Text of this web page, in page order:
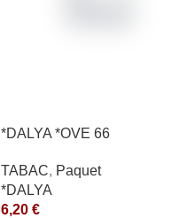
*DALYA *OVE 66
TABAC, Paquet
*DALYA
6,20 €